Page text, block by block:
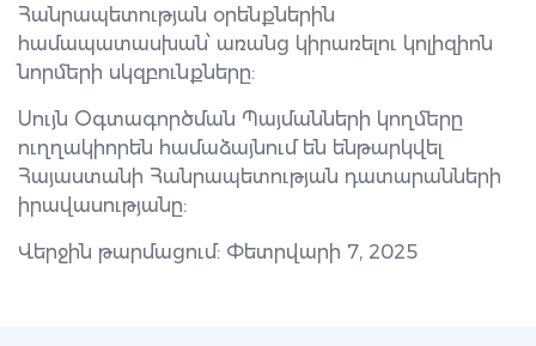
Հանրապետության օրենքներին
համապատասխան՝ առանց կիրառելու կոլիզիոն
նորմերի սկզբունքները:
Սույն Օգտագործման Պայմանների կողմերը
ուղղակիորեն համաձայնում են ենթարկվել
Հայաստանի Հանրապետության դատարանների
իրավասությանը:
Վերջին թարմացում: Փետրվարի 7, 2025